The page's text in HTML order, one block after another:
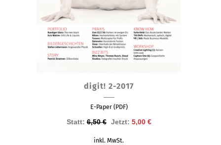
digit! 2-2017
E-Paper (PDF)
Statt: 6,50€ Ursprünglicher
Jetzt: 5,00 €Aktueller
inkl. MwSt.